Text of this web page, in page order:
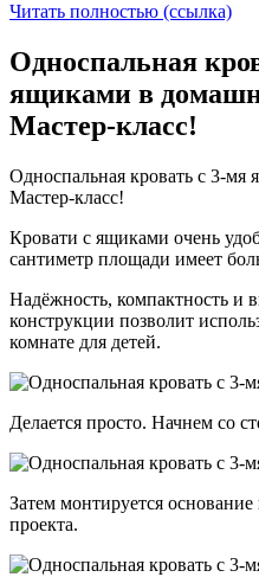
Читать полностью (ссылка)
Односпальная
ящиками в
Мастер-класс!
Односпальная кровать с 3-
Мастер-класс!
Кровати с ящиками очень
сантиметр площади имеет
Надёжность, компактность и
конструкции позволит
комнате для детей.
Делается просто. Начнем со
Затем монтируется
проекта.